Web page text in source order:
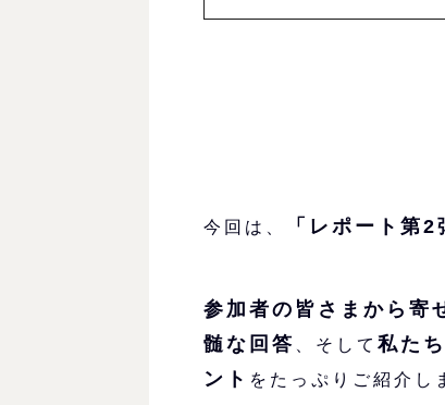
今回は、 「レポート第2
参加者の皆さまから寄
髄な回答
、そして 私た
ント をたっぷりご紹介し